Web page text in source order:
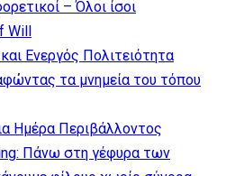
– Όλοι ίσοι
Will
Ενεργός Πολιτειότητα
τα μνημεία του τόπου
Ημέρα Περιβάλλοντος